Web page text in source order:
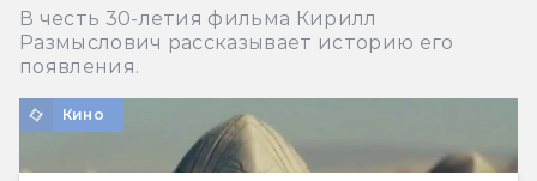
В честь 30-летия фильма Кирилл
Размыслович рассказывает историю его
появления.
Кино